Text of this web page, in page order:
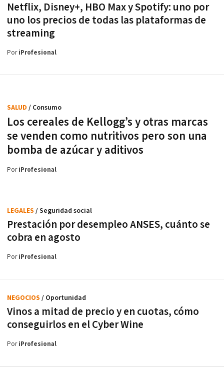
Netflix, Disney+, HBO Max y Spotify: uno por
uno los precios de todas las plataformas de
streaming
PoriProfesional
Los cereales de Kellogg’s y otras marcas
se venden como nutritivos pero son una
bomba de azúcar y aditivos
SALUD / Consumo
PoriProfesional
Prestación por desempleo ANSES, cuánto se
cobra en agosto
LEGALES / Seguridad social
PoriProfesional
Vinos a mitad de precio y en cuotas, cómo
conseguirlos en el Cyber Wine
NEGOCIOS / Oportunidad
PoriProfesional